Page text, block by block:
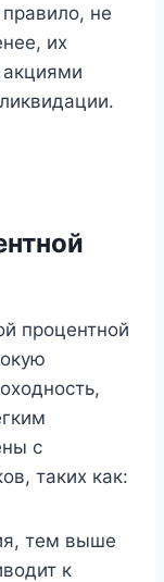
не
их
процентной
с
таких как:
тем выше
к